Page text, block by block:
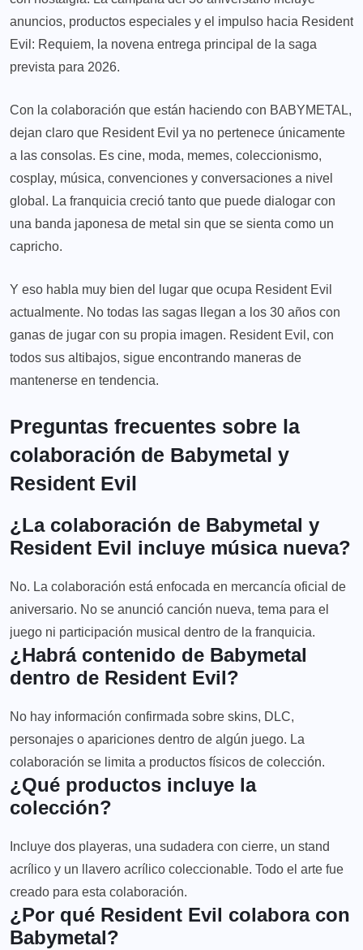
anuncios, productos especiales y el impulso hacia Resident
Evil: Requiem, la novena entrega principal de la saga
prevista para 2026.
Con la colaboración que están haciendo con BABYMETAL,
dejan claro que Resident Evil ya no pertenece únicamente
a las consolas. Es cine, moda, memes, coleccionismo,
cosplay, música, convenciones y conversaciones a nivel
global. La franquicia creció tanto que puede dialogar con
una banda japonesa de metal sin que se sienta como un
capricho.
Y eso habla muy bien del lugar que ocupa Resident Evil
actualmente. No todas las sagas llegan a los 30 años con
ganas de jugar con su propia imagen. Resident Evil, con
todos sus altibajos, sigue encontrando maneras de
mantenerse en tendencia.
Preguntas frecuentes sobre la
colaboración de Babymetal y
Resident Evil
¿La colaboración de Babymetal y
Resident Evil incluye música nueva?
No. La colaboración está enfocada en mercancía oficial de
aniversario. No se anunció canción nueva, tema para el
juego ni participación musical dentro de la franquicia.
¿Habrá contenido de Babymetal
dentro de Resident Evil?
No hay información confirmada sobre skins, DLC,
personajes o apariciones dentro de algún juego. La
colaboración se limita a productos físicos de colección.
¿Qué productos incluye la
colección?
Incluye dos playeras, una sudadera con cierre, un stand
acrílico y un llavero acrílico coleccionable. Todo el arte fue
creado para esta colaboración.
¿Por qué Resident Evil colabora con
Babymetal?